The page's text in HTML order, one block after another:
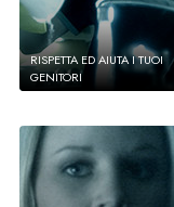
RISPETTA ED AIUTA I TUOI
GENITORI